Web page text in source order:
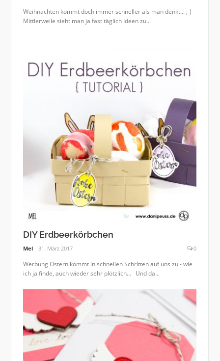
Weihnachten kommt doch immer schneller als man denkt... ;-)
Mittlerweile sieht man ja fast täglich Ideen zu...
DIY Erdbeerkörbchen
Mel 31. März 2017 0
Werbung Ostern kommt in schnellen Schritten auf uns zu - wie
ich ja finde, auch wieder sehr plötzlich... Und da...